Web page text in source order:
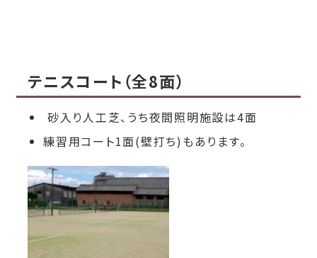
テニスコート（全8面）
砂入り人工芝、うち夜間照明施設は4面
練習用コート1面(壁打ち)もあります。